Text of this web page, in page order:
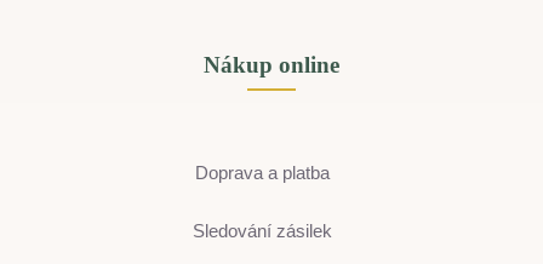
Nákup online
Doprava a platba
Sledování zásilek